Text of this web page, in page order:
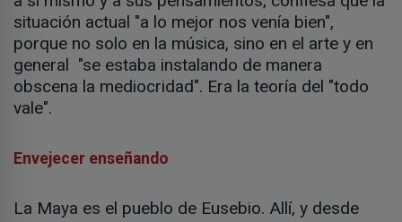
situación actual "a lo mejor nos venía bien",
porque no solo en la música, sino en el arte y en
general "se estaba instalando de manera
obscena la mediocridad". Era la teoría del "todo
vale".
Envejecer enseñando
La Maya es el pueblo de Eusebio. Allí, y desde